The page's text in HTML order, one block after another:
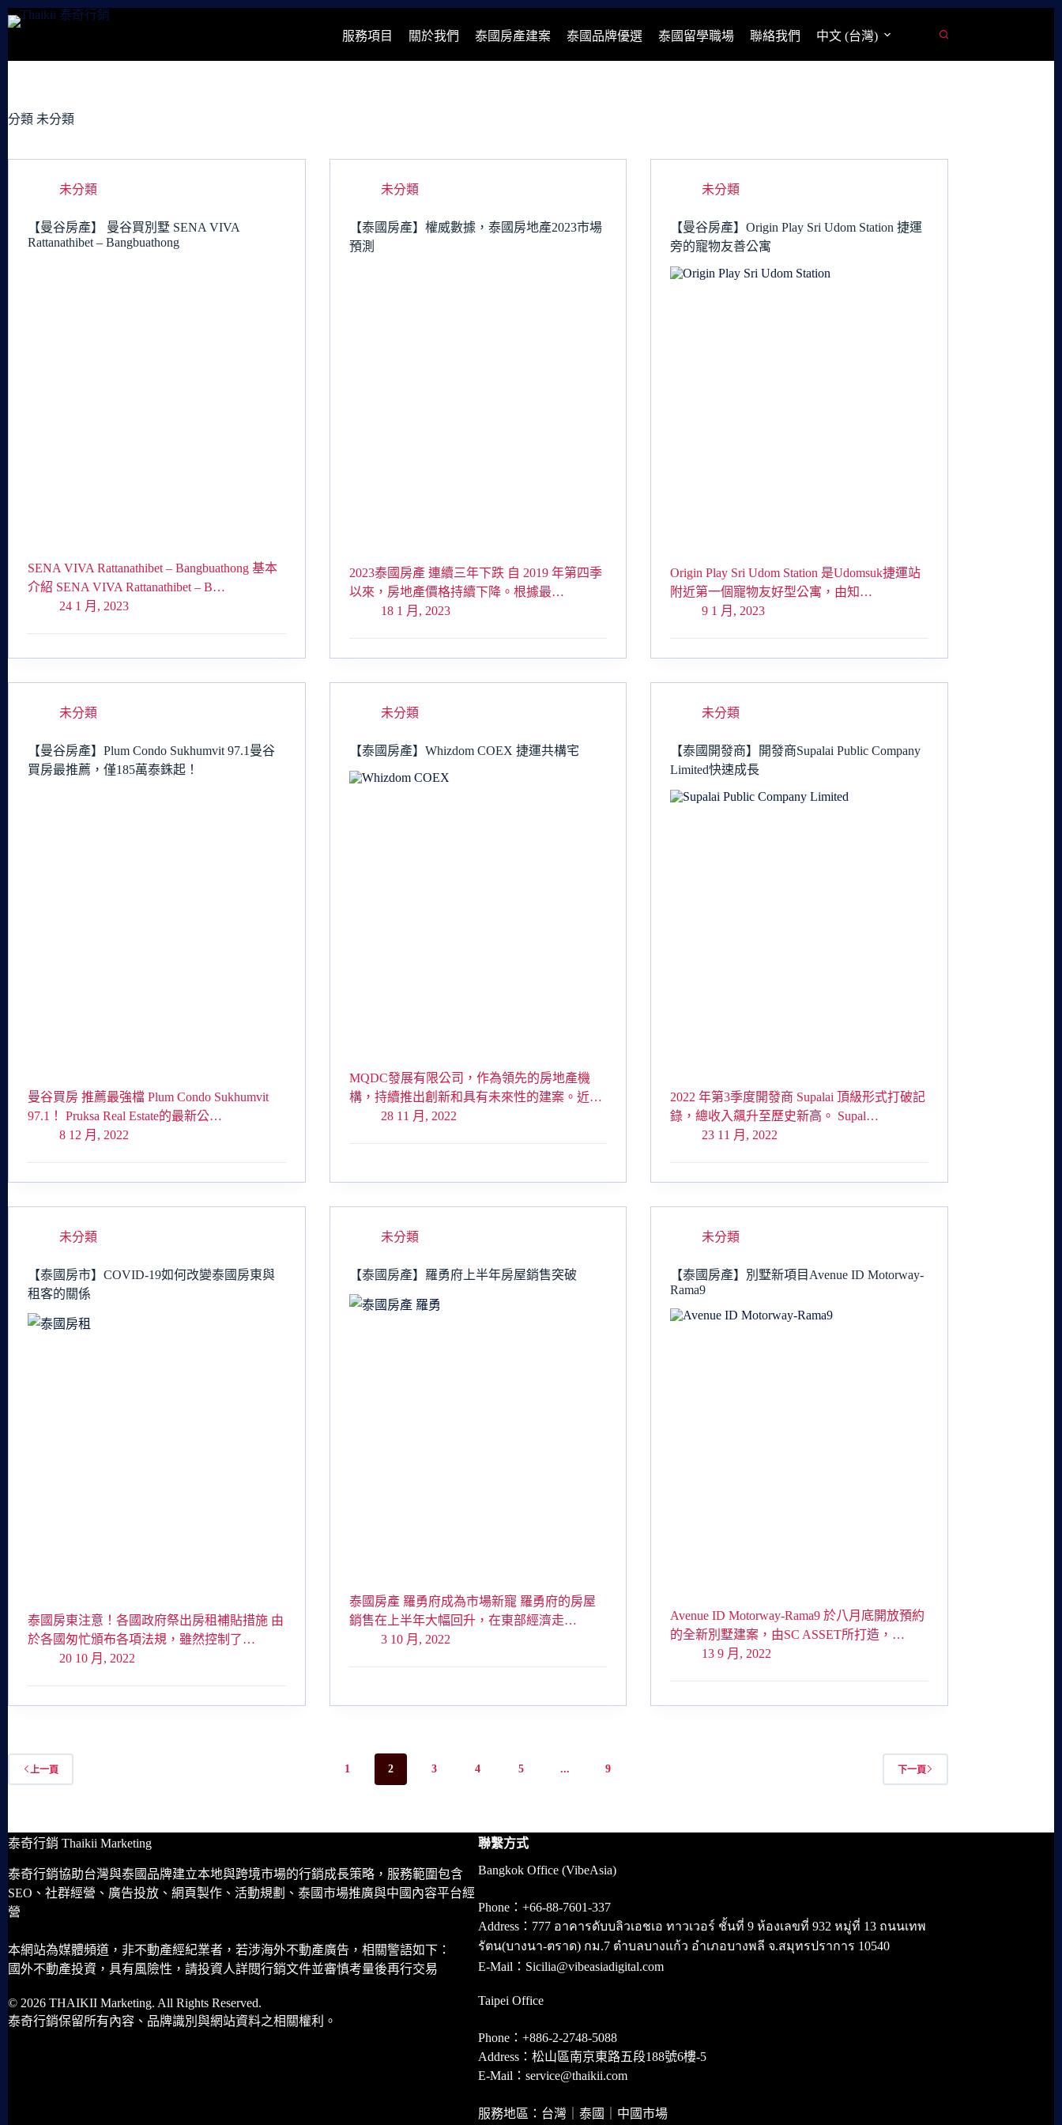
跳
容
服務項目 關於我們 泰國房產建案 泰國品牌優選 泰國留學職場 聯絡我們 中文 (台灣)
分類 未分類
未分類
【曼谷房產】 曼谷買別墅 SENA VIVA
Rattanathibet – Bangbuathong
SENA VIVA Rattanathibet – Bangbuathong 基本
介紹 SENA VIVA Rattanathibet – B…
24 1 月, 2023
未分類
【泰國房產】權威數據，泰國房地產2023市場
預測
2023泰國房產 連續三年下跌 自 2019 年第四季
以來，房地產價格持續下降。根據最…
18 1 月, 2023
未分類
【曼谷房產】Origin Play Sri Udom Station 捷運
旁的寵物友善公寓
Origin Play Sri Udom Station 是Udomsuk捷運站
附近第一個寵物友好型公寓，由知…
9 1 月, 2023
未分類
【曼谷房產】Plum Condo Sukhumvit 97.1曼谷
買房最推薦，僅185萬泰銖起！
曼谷買房 推薦最強檔 Plum Condo Sukhumvit
97.1！ Pruksa Real Estate的最新公…
8 12 月, 2022
未分類
【泰國房產】Whizdom COEX 捷運共構宅
MQDC發展有限公司，作為領先的房地產機
構，持續推出創新和具有未來性的建案。近…
28 11 月, 2022
未分類
【泰國開發商】開發商Supalai Public Company
Limited快速成長
2022 年第3季度開發商 Supalai 頂級形式打破記
錄，總收入飆升至歷史新高。 Supal…
23 11 月, 2022
未分類
【泰國房市】COVID-19如何改變泰國房東與
租客的關係
泰國房東注意！各國政府祭出房租補貼措施 由
於各國匆忙頒布各項法規，雖然控制了…
20 10 月, 2022
未分類
【泰國房產】羅勇府上半年房屋銷售突破
泰國房產 羅勇府成為市場新寵 羅勇府的房屋
銷售在上半年大幅回升，在東部經濟走…
3 10 月, 2022
未分類
【泰國房產】別墅新項目Avenue ID Motorway-
Rama9
Avenue ID Motorway-Rama9 於八月底開放預約
的全新別墅建案，由SC ASSET所打造，…
13 9 月, 2022
上一頁 1 2 3 4 5 ... 9 下一頁
泰奇行銷 Thaikii Marketing
泰奇行銷協助台灣與泰國品牌建立本地與跨境市場的行銷成長策略，服務範圍包含
SEO、社群經營、廣告投放、網頁製作、活動規劃、泰國市場推廣與中國內容平台經
營
本網站為媒體頻道，非不動產經紀業者，若涉海外不動產廣告，相關警語如下：
國外不動產投資，具有風險性，請投資人詳閱行銷文件並審慎考量後再行交易
© 2026 THAIKII Marketing. All Rights Reserved.
泰奇行銷保留所有內容、品牌識別與網站資料之相關權利。
聯繫方式
Bangkok Office (VibeAsia)
Phone：+66-88-7601-337
Address：777 อาคารดับบลิวเอชเอ ทาวเวอร์ ชั้นที่ 9 ห้องเลขที่ 932 หมู่ที่ 13 ถนนเทพ
รัตน(บางนา-ตราด) กม.7 ตำบลบางแก้ว อำเภอบางพลี จ.สมุทรปราการ 10540
E-Mail：Sicilia@vibeasiadigital.com
Taipei Office
Phone：+886-2-2748-5088
Address：松山區南京東路五段188號6樓-5
E-Mail：service@thaikii.com
服務地區：台灣｜泰國｜中國市場